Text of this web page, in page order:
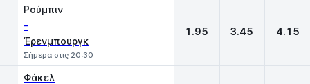
Ρούμπιν
-
Έρενμπουργκ
Σήμερα στις 20:30
1.95 3.45 4.15
Φάκελ